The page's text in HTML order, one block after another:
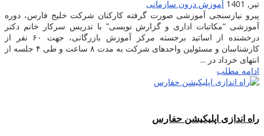
تیر, 1401
آموزش درون سازمانی
پیرو نیازسنجی آموزشی صورت گرفته کارکنان شرکت خلیج فارس، دوره
آموزشی “مکاتبات اداری و گزارش نویسی” با تدریس سرکار خانم دکتر
درخشنده از اساتید برجسته مرکز آموزش بازرگانی، جهت ۶۰ نفر از
کارشناسان و مسئولین واحدهای شرکت به مدت ۸ ساعت و طی ۴ جلسه از
انتهای خرداد در ...
ادامه مطلب
راه اندازی اپلیکیشن حفارس